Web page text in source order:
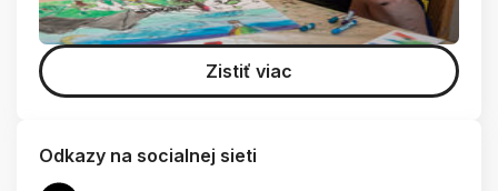
Zistiť viac
Odkazy na socialnej sieti